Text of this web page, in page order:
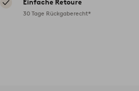
Einfache Retoure
30 Tage Rückgaberecht*